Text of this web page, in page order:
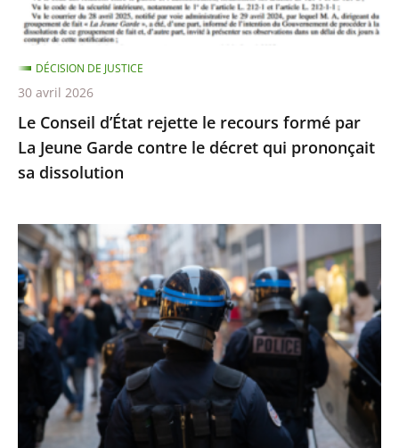
La
Jeune
Garde
contre
le
décret
qui
sa
dissolution
Le Conseil d’État rejette le recours formé par
La Jeune Garde contre le décret qui prononçait
sa dissolution
DÉCISION DE JUSTICE
30 avril 2026
Identification
individuelle
des
policiers
et
gendarmes
Conseil